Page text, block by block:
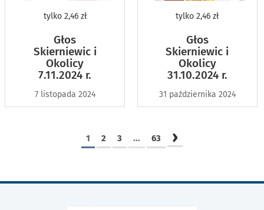
tylko2,46 zł
Głos
Skierniewic i
Okolicy
7.11.2024 r.
7 listopada 2024
tylko 2,46 zł
Głos
Skierniewic i
Okolicy
31.10.2024 r.
31 października 2024
1 2 3 ... 63 ›